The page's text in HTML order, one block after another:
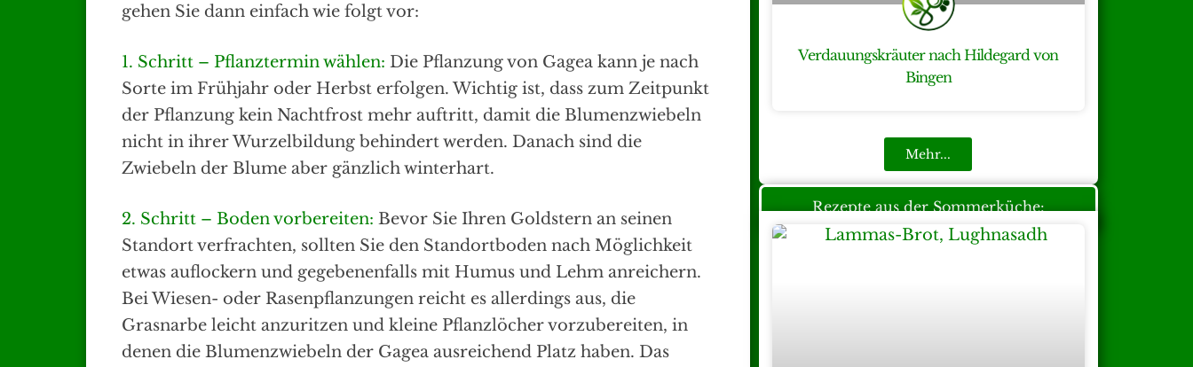
gehen Sie dann einfach wie folgt vor:
1. Schritt – Pflanztermin wählen: Die Pflanzung von Gagea kann je nach
Sorte im Frühjahr oder Herbst erfolgen. Wichtig ist, dass zum Zeitpunkt
der Pflanzung kein Nachtfrost mehr auftritt, damit die Blumenzwiebeln
nicht in ihrer Wurzelbildung behindert werden. Danach sind die
Zwiebeln der Blume aber gänzlich winterhart.
2. Schritt – Boden vorbereiten: Bevor Sie Ihren Goldstern an seinen
Standort verfrachten, sollten Sie den Standortboden nach Möglichkeit
etwas auflockern und gegebenenfalls mit Humus und Lehm anreichern.
Bei Wiesen- oder Rasenpflanzungen reicht es allerdings aus, die
Grasnarbe leicht anzuritzen und kleine Pflanzlöcher vorzubereiten, in
denen die Blumenzwiebeln der Gagea ausreichend Platz haben. Das
Verdauungskräuter nach Hildegard von
Bingen
Mehr...
Rezepte aus der Sommerküche: